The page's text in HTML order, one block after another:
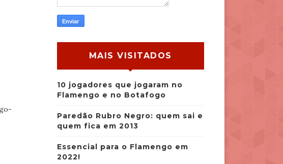
MAIS VISITADOS
10 jogadores que jogaram no
Flamengo e no Botafogo
Paredão Rubro Negro: quem sai e
quem fica em 2013
Essencial para o Flamengo em
2022!